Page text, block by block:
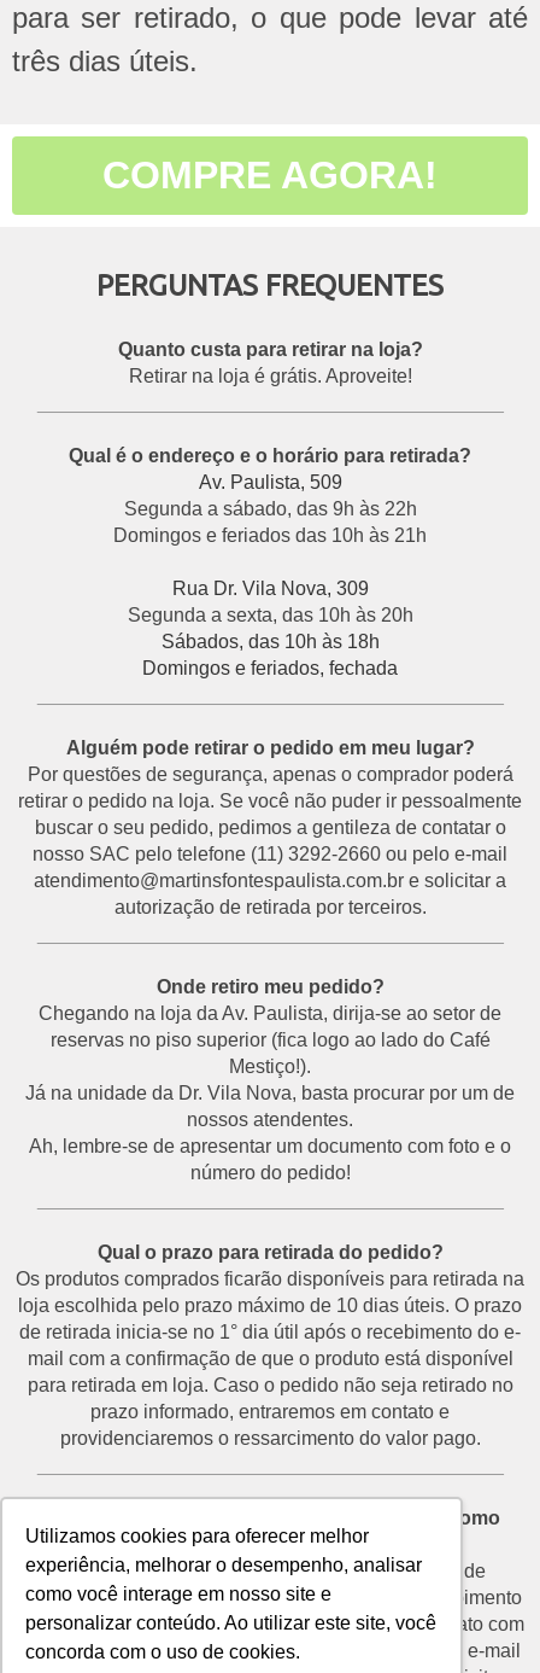
Utilizamos cookies para oferecer melhor
experiência, melhorar o desempenho, analisar
como você interage em nosso site e
personalizar conteúdo. Ao utilizar este site, você
concorda com o uso de cookies.
para ser retirado, o que pode levar até
três dias úteis.
COMPRE AGORA!
PERGUNTAS FREQUENTES
Quanto custa para retirar na loja?
Retirar na loja é grátis. Aproveite!
Qual é o endereço e o horário para retirada?
Av. Paulista, 509
Segunda a sábado, das 9h às 22h
Domingos e feriados das 10h às 21h
Rua Dr. Vila Nova, 309
Segunda a sexta, das 10h às 20h
Sábados, das 10h às 18h
Domingos e feriados, fechada
Alguém pode retirar o pedido em meu lugar?
Por questões de segurança, apenas o comprador poderá
retirar o pedido na loja. Se você não puder ir pessoalmente
buscar o seu pedido, pedimos a gentileza de contatar o
nosso SAC pelo telefone (11) 3292-2660 ou pelo e-mail
atendimento@martinsfontespaulista.com.br e solicitar a
autorização de retirada por terceiros.
Onde retiro meu pedido?
Chegando na loja da Av. Paulista, dirija-se ao setor de
reservas no piso superior (fica logo ao lado do Café
Mestiço!).
Já na unidade da Dr. Vila Nova, basta procurar por um de
nossos atendentes.
Ah, lembre-se de apresentar um documento com foto e o
número do pedido!
Qual o prazo para retirada do pedido?
Os produtos comprados ficarão disponíveis para retirada na
loja escolhida pelo prazo máximo de 10 dias úteis. O prazo
de retirada inicia-se no 1° dia útil após o recebimento do e-
mail com a confirmação de que o produto está disponível
para retirada em loja. Caso o pedido não seja retirado no
prazo informado, entraremos em contato e
providenciaremos o ressarcimento do valor pago.
Desisti do pedido e não vou retirá-lo na loja. Como
proceder?
O prazo para devolução de produtos por motivo de
desistência é de até 7 dias corridos a partir do recebimento
do e-mail de confirmação de retirada. Entre em contato com
o nosso SAC através do telefone (11) 3292-2660 ou e-mail